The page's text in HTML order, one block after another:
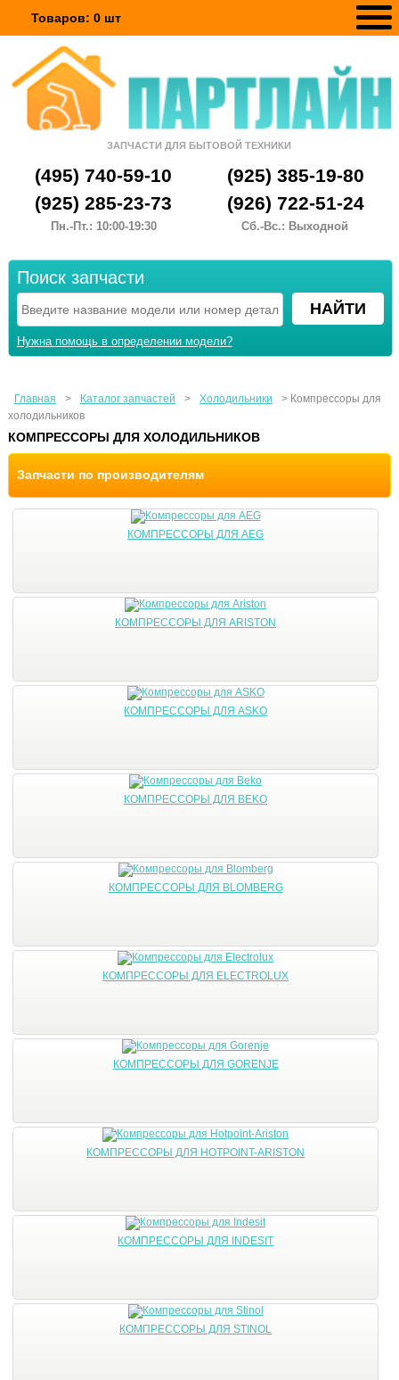
Товаров: 0 шт
ЗАПЧАСТИ ДЛЯ БЫТОВОЙ ТЕХНИКИ
(495) 740-59-10
(925) 385-19-80
(925) 285-23-73
(926) 722-51-24
Пн.-Пт.: 10:00-19:30 Сб.-Вс.: Выходной
Поиск запчасти
Нужна помощь в определении модели?
Главная > Каталог запчастей > Холодильники > Компрессоры для
холодильников
КОМПРЕССОРЫ ДЛЯ ХОЛОДИЛЬНИКОВ
Запчасти по производителям
КОМПРЕССОРЫ ДЛЯ AEG
КОМПРЕССОРЫ ДЛЯ ARISTON
КОМПРЕССОРЫ ДЛЯ ASKO
КОМПРЕССОРЫ ДЛЯ BEKO
КОМПРЕССОРЫ ДЛЯ BLOMBERG
КОМПРЕССОРЫ ДЛЯ ELECTROLUX
КОМПРЕССОРЫ ДЛЯ GORENJE
КОМПРЕССОРЫ ДЛЯ HOTPOINT-ARISTON
КОМПРЕССОРЫ ДЛЯ INDESIT
КОМПРЕССОРЫ ДЛЯ STINOL